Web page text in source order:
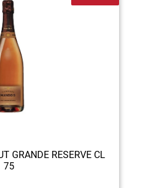
GRANDE RESERVE CL
75